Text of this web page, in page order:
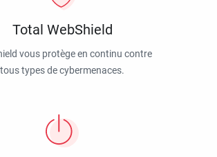
Total WebShield
vous protège en continu contre
tous types de cybermenaces.